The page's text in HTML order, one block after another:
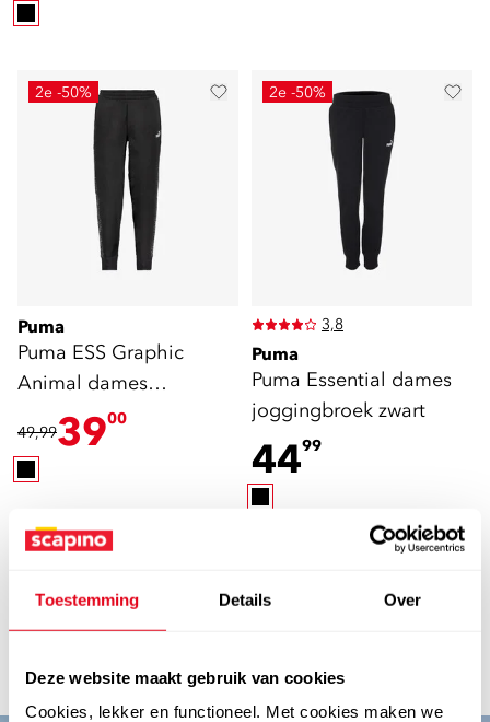
Toestemming Details Over
Deze website maakt gebruik van cookies
Cookies, lekker en functioneel. Met cookies maken we
2e -50%
Puma
Puma ESS Graphic
Animal dames
joggingbroek zwart
49,993900
2e -50%
3,8
Puma
Puma Essential dames
joggingbroek zwart
4499